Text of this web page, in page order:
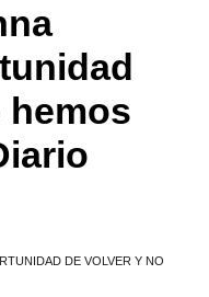
hemos
DE VOLVER Y NO